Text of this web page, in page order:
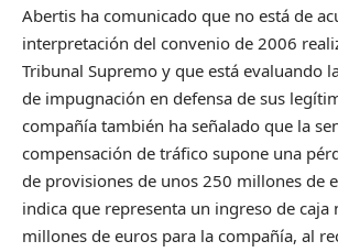
Abertis ha comunicado que no está de
interpretación del convenio de 2006
Tribunal Supremo y que está evaluando
de impugnación en defensa de sus
compañía también ha señalado que la
compensación de tráfico supone una
de provisiones de unos 250 millones de
indica que representa un ingreso de caja
millones de euros para la compañía, al